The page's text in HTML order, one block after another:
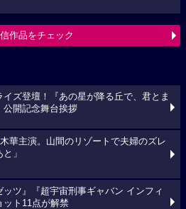
作品をチェック
ズ登壇！『あの星が降る丘で、君とま
公開記念舞台挨拶
華主演。山間のリゾートで夫婦のズレ
」
ッツ』『超宇宙刑事ギャバン インフィ
ット11点が解禁